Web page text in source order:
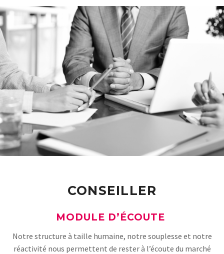
CONSEILLER
MODULE D’ÉCOUTE
Notre structure à taille humaine, notre souplesse et notre
réactivité nous permettent de rester à l’écoute du marché